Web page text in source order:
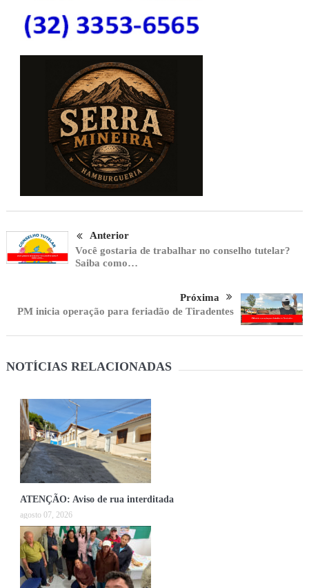
Anterior
Você gostaria de trabalhar no conselho tutelar?
Saiba como…
Próxima
PM inicia operação para feriadão de Tiradentes
NOTÍCIAS RELACIONADAS
ATENÇÃO: Aviso de rua interditada
agosto 07, 2026